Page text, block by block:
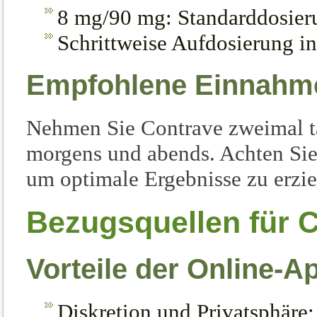
8 mg/90 mg:
Schrittweise Aufdosierung
Empfohlene
Nehmen Sie Contrave zweimal
morgens und abends. Achten
um optimale Ergebnisse zu
Bezugsquellen für
Vorteile der Online-
Diskretion und Privatsphäre;